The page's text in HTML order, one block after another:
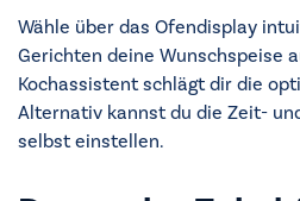
Wähle über das Ofendisplay
Gerichten deine Wunschspeise
Kochassistent schlägt dir die
Alternativ kannst du die Zeit-
selbst einstellen.